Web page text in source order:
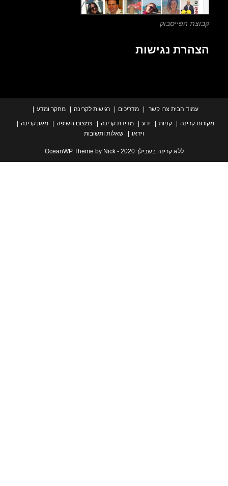
הפייסבוק
נגישות
עמוד הבית צרו קשר מדריכים רגישות לקרינה
מחקר ומדע
קרינה
קניות ידע מדידת קרינה צמצום חשיפה
מיגון קרינה
שאלות ותשובות
ללא קרינה בשבילך 2020 - OceanWP Theme by Nick